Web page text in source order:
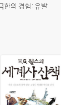
극한의 경험: 유발